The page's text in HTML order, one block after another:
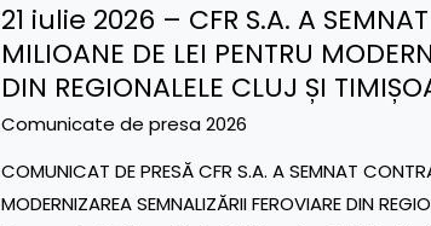
AUTOCAMION,
LA
O
TRECERE
NIVEL
ÎNTRE
21 iulie 2026 – CFR S.A. A
MILIOANE DE LEI PENTRU
DIN REGIONALELE CLUJ ȘI
Comunicate de presa 2026
COMUNICAT DE PRESĂ CFR S.A. A SEMNAT
MODERNIZAREA SEMNALIZĂRII FEROVIARE DIN
21
iulie
2026
–
S.A.
A